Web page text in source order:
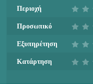
Περιοχή
Προσωπικό
Εξυπηρέτηση
Κατάρτηση